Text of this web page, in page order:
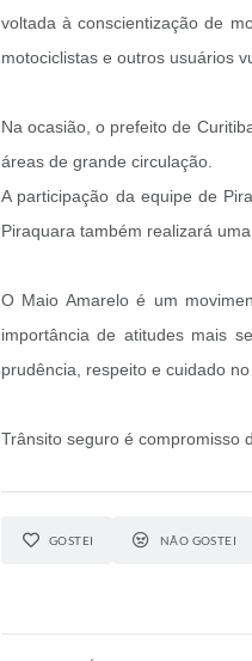
voltada à conscientização de
motociclistas e outros usuários
Na ocasião, o prefeito de
áreas de grande circulação.
A participação da equipe de
Piraquara também realizará
O Maio Amarelo é um
importância de atitudes mais
prudência, respeito e cuidado no
Trânsito seguro é compromisso
GOSTEI NÃO GOSTEI